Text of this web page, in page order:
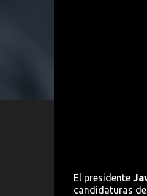
El presidente
candidaturas